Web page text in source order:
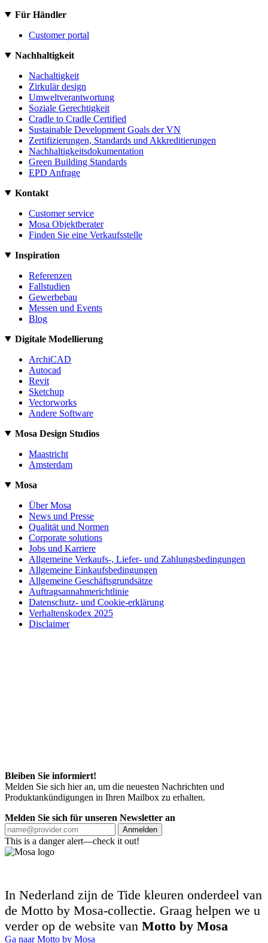
Für Händler
Customer portal
Nachhaltigkeit
Nachaltigkeit
Zirkulär design
Umweltverantwortung
Soziale Gerechtigkeit
Cradle to Cradle Certified
Sustainable Development Goals der VN
Zertifizierungen, Standards und Akkreditierungen
Nachhaltigkeitsdokumentation
Green Building Standards
EPD Anfrage
Kontakt
Customer service
Mosa Objektberater
Finden Sie eine Verkaufsstelle
Inspiration
Referenzen
Fallstudien
Gewerbebau
Messen und Events
Blog
Digitale Modellierung
ArchiCAD
Autocad
Revit
Sketchup
Vectorworks
Andere Software
Mosa Design Studios
Maastricht
Amsterdam
Mosa
Über Mosa
News und Presse
Qualität und Normen
Corporate solutions
Jobs und Karriere
Allgemeine Verkaufs-, Liefer- und Zahlungsbedingungen
Allgemeine Einkaufsbedingungen
Allgemeine Geschäftsgrundsätze
Auftragsannahmerichtlinie
Datenschutz- und Cookie-erklärung
Verhaltenskodex 2025
Disclaimer
Bleiben Sie informiert!
Melden Sie sich hier an, um die neuesten Nachrichten und
Produktankündigungen in Ihren Mailbox zu erhalten.
Melden Sie sich für unseren Newsletter an
Anmelden
This is a danger alert—check it out!
In Nederland zijn de Tide kleuren onderdeel van
de Motto by Mosa-collectie. Graag helpen we u
verder op de website van Motto by Mosa
Ga naar Motto by Mosa